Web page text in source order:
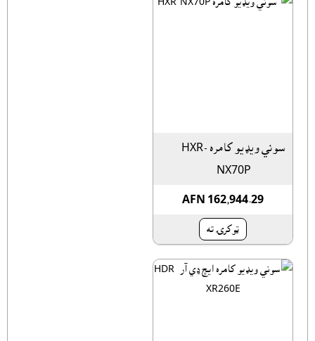
سوني ويډيو کامره HXR-
NX70P
AFN 162,944.29
ټوکرۍ ته